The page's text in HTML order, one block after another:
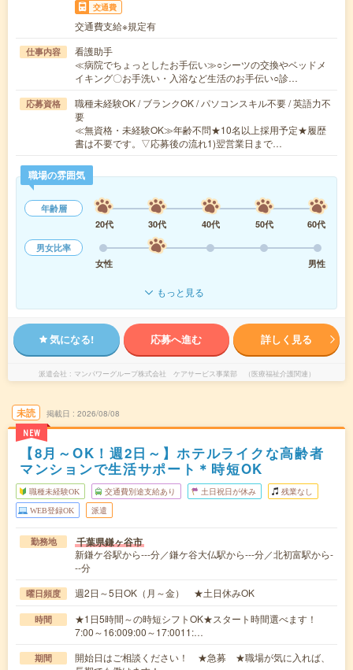
交通費
交通費支給※規定有
仕事内容
看護助手
≪病院でちょっとしたお手伝い≫○シーツの交換やベッドメ
イキング〇お手洗い・入浴など生活のお手伝い○診…
応募資格
職種未経験OK / ブランクOK / パソコンスキル不要 / 英語力不
要
≪無資格・未経験OK≫年齢不問★10名以上採用予定★履歴
書は不要です。▽応募後の流れ1)翌営業日まで…
職場の雰囲気
年齢層
20代
30代 40代 50代
60代
男女比率
女性
男性
もっと見る
気になる! 応募へ進む 詳しく見る
派遣会社 マンパワーグループ株式会社 ケアサービス事業部 （医療福祉介護関連）
未読
NEW
掲載日 2026/08/08
【8月～OK！週2日～】ホテルライクな高齢者
マンションで生活サポート＊時短OK
職種未経験OK 交通費別途支給あり 土日祝日が休み 残業なし
WEB登録OK 派遣
勤務地 千葉県鎌ヶ谷市
新鎌ケ谷駅から---分／鎌ケ谷大仏駅から---分／北初富駅から-
--分
曜日頻度 週2日～5日OK（月～金） ★土日休みOK
時間
★1日5時間～の時短シフトOK★スタート時間選べます！
7:00～16:009:00～17:0011:…
期間
開始日はご相談ください！ ★急募 ★職場が気に入れば、